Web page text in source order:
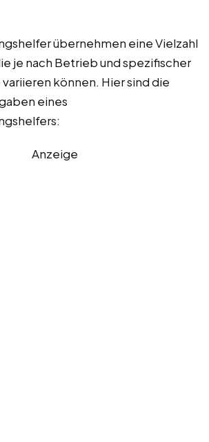
übernehmen eine Vielzahl
je nach Betrieb und spezifischer
können. Hier sind die
eines
Anzeige